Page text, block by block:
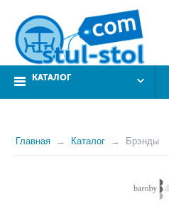
КАТАЛОГ
Главная Каталог Брэнды